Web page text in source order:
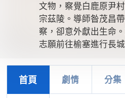
文物，察覺白鹿原尹
宗茲陵。導師昝茂昌
察，卻意外獻出生命
志願前往榆塞進行長
首頁 劇情 分集